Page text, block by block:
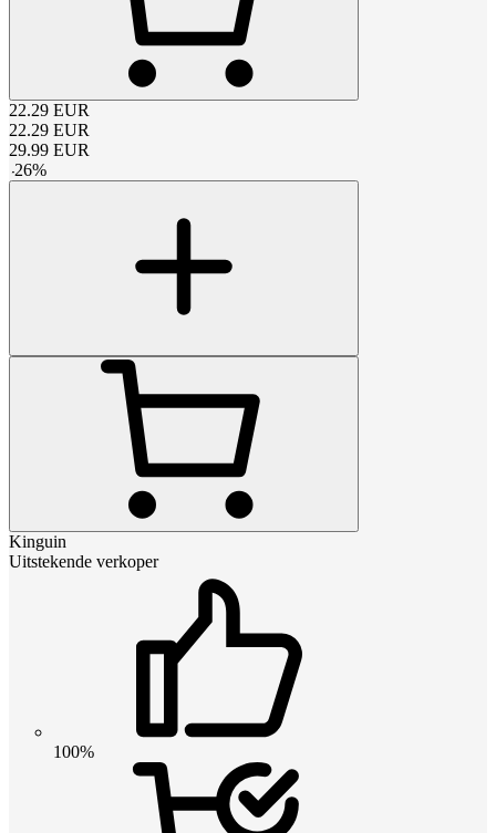
22.29 EUR
22.29 EUR
29.99 EUR
-26%
Kinguin
Uitstekende verkoper
100%